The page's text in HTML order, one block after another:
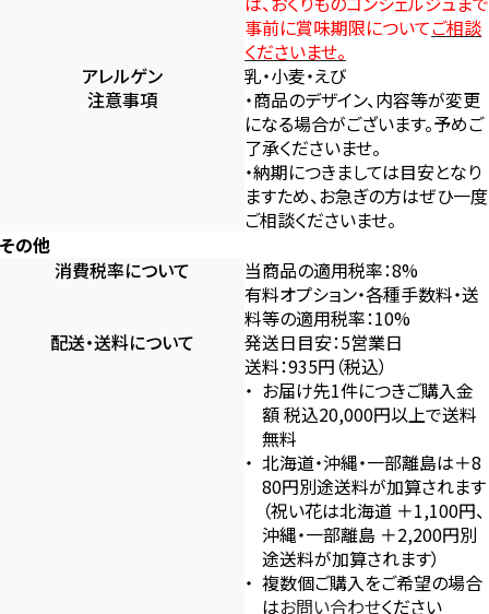
事前に賞味期限についてご相談
くださいませ。
アレルゲン
乳・小麦・えび
注意事項
・商品のデザイン、内容等が変更
になる場合がございます。予めご
了承くださいませ。
・納期につきましては目安となり
ますため、お急ぎの方はぜひ一度
ご相談くださいませ。
その他
消費税率について
当商品の適用税率：8%
有料オプション・各種手数料・送
料等の適用税率：10%
配送・送料について
発送日目安：5営業日
送料：935円（税込）
お届け先1件につきご購入金
額 税込20,000円以上で送料
無料
北海道・沖縄・一部離島は＋8
80円別途送料が加算されます
（祝い花は北海道 ＋1,100円、
沖縄・一部離島 ＋2,200円別
途送料が加算されます）
複数個ご購入をご希望の場合
はお問い合わせください